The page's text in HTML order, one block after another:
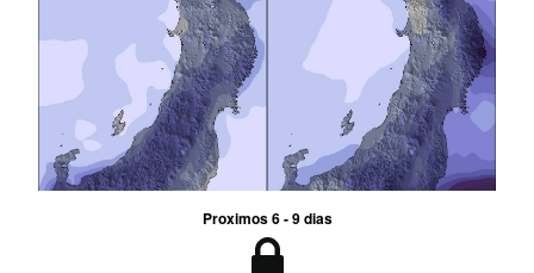
Proximos 6 - 9 dias